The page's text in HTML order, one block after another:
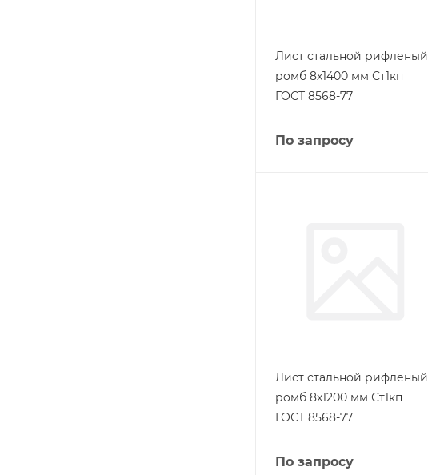
Лист стальной рифленый
ромб 8х1400 мм Ст1кп
ГОСТ 8568-77
По запросу
Лист стальной рифленый
ромб 8х1200 мм Ст1кп
ГОСТ 8568-77
По запросу